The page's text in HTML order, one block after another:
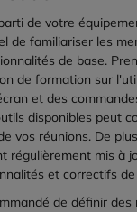
de votre
de familiariser les
de base.
de formation sur
et des
disponibles peut
vos réunions. De
régulièrement mis à
et correctifs
de définir des